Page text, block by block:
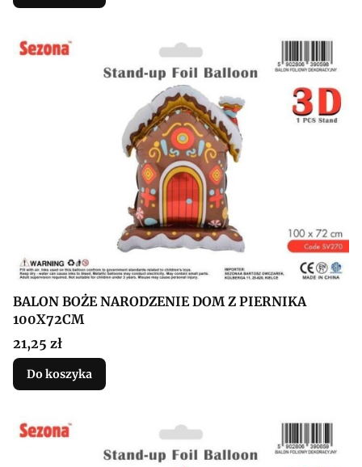
BALON BOŻE NARODZENIE DOM Z PIERNIKA
100X72CM
Cena
21,25 zł
Do koszyka